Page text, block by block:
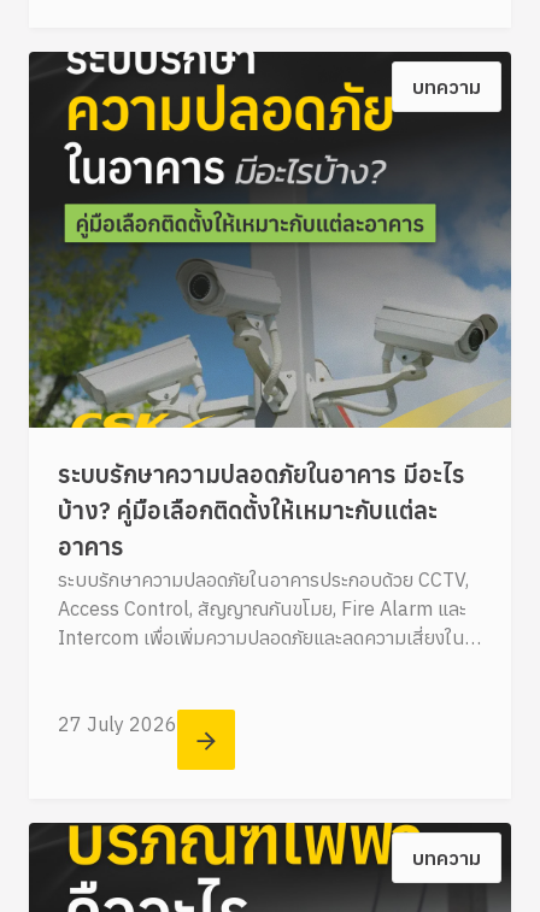
บทความ
ระบบรักษาความปลอดภัยในอาคาร มีอะไร
บ้าง? คู่มือเลือกติดตั้งให้เหมาะกับแต่ละ
อาคาร
ระบบรักษาความปลอดภัยในอาคารประกอบด้วย CCTV,
Access Control, สัญญาณกันขโมย, Fire Alarm และ
Intercom เพื่อเพิ่มความปลอดภัยและลดความเสี่ยงใน
27 July 2026
บทความ